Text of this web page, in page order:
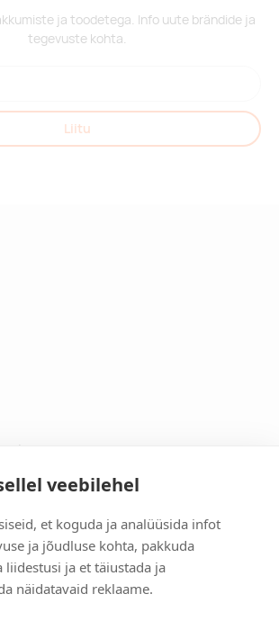
veebilehel
et koguda ja analüüsida infot
ja jõudluse kohta, pakkuda
liidestusi ja et täiustada ja
näidatavaid reklaame.
ja toodetega. Info uute brändide ja
tegevuste kohta.
Liitu